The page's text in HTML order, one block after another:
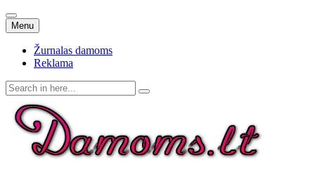
Menu Skip
to
content
Žurnalas damoms
Reklama
Search
for: